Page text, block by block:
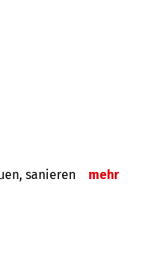
sanieren mehr